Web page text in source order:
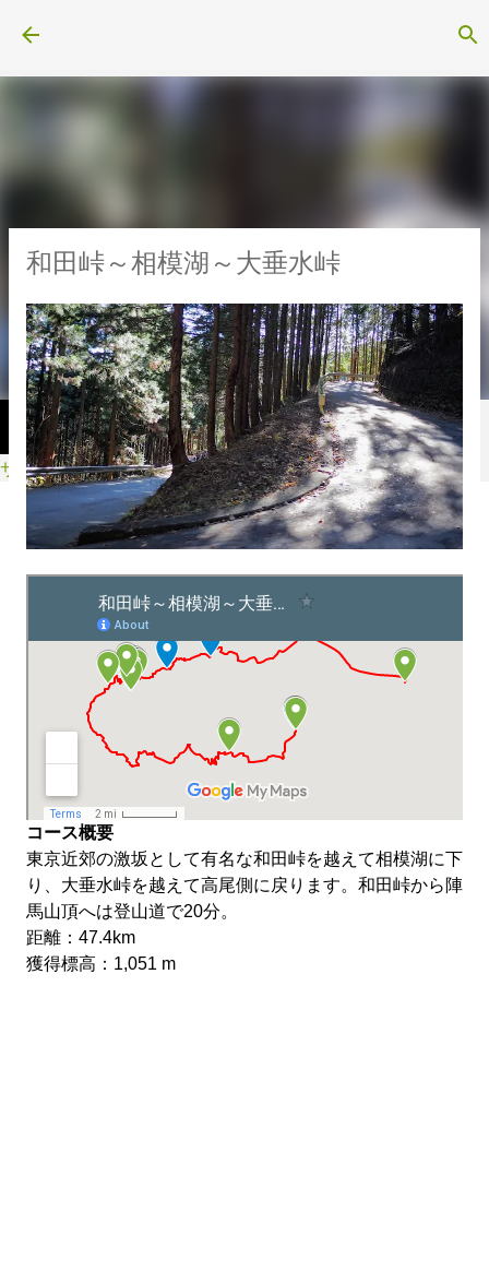
サイクル・スポーツ用品
和田峠～相模湖～大垂水峠
コース概要
東京近郊の激坂として有名な和田峠を越えて相模湖に下
り、大垂水峠を越えて高尾側に戻ります。和田峠から陣
馬山頂へは登山道で20分。
距離：47.4km
獲得標高：1,051 m